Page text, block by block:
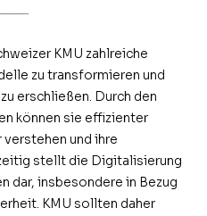
KMU zahlreiche
zu transformieren und
erschließen. Durch den
können sie effizienter
und ihre
stellt die Digitalisierung
dar, insbesondere in Bezug
KMU sollten daher